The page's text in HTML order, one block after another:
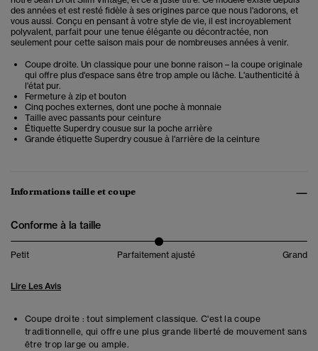
des années et est resté fidèle à ses origines parce que nous l'adorons, et
vous aussi. Conçu en pensant à votre style de vie, il est incroyablement
polyvalent, parfait pour une tenue élégante ou décontractée, non
seulement pour cette saison mais pour de nombreuses années à venir.
Coupe droite. Un classique pour une bonne raison – la coupe originale
qui offre plus d'espace sans être trop ample ou lâche. L'authenticité à
l'état pur.
Fermeture à zip et bouton
Cinq poches externes, dont une poche à monnaie
Taille avec passants pour ceinture
Étiquette Superdry cousue sur la poche arrière
Grande étiquette Superdry cousue à l'arrière de la ceinture
Informations taille et coupe
Conforme à la taille
Petit Parfaitement ajusté Grand
Lire Les Avis
Coupe droite : tout simplement classique. C'est la coupe
traditionnelle, qui offre une plus grande liberté de mouvement sans
être trop large ou ample.